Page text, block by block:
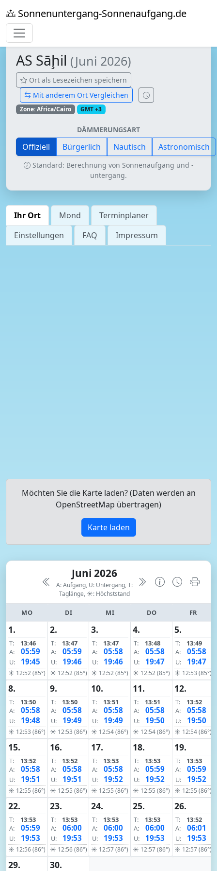
Sonnenuntergang-Sonnenaufgang.de
AS Sāḩil (Juni 2026)
Ort als Lesezeichen speichern
Mit anderem Ort Vergleichen
Zone: Africa/Cairo GMT +3
DÄMMERUNGSART
Offiziell Bürgerlich Nautisch Astronomisch
Standard: Berechnung von Sonnenaufgang und -
untergang.
Ihr Ort Mond
Terminplaner
Einstellungen
FAQ Impressum
Möchten Sie die Karte laden? (Daten werden an
OpenStreetMap übertragen)
Karte laden
Juni 2026
A: Aufgang, U: Untergang, T:
Taglänge, ☀: Höchststand
MO DI MI DO FR
1.
T:
13:46
A:
05:59
U: 19:45
☀ 12:52 (85°)
2.
T:
13:47
A:
05:59
U: 19:46
☀ 12:52 (85°)
3.
T:
13:47
A:
05:58
U: 19:46
☀ 12:52 (85°)
4.
T:
13:48
A:
05:58
U: 19:47
☀ 12:52 (85°)
5.
T:
13:49
A:
05:58
U: 19:47
☀ 12:53 (85°)
8.
T:
13:50
A:
05:58
U: 19:48
☀ 12:53 (86°)
9.
T:
13:50
A:
05:58
U: 19:49
☀ 12:53 (86°)
10.
T:
13:51
A:
05:58
U: 19:49
☀ 12:54 (86°)
11.
T:
13:51
A:
05:58
U: 19:50
☀ 12:54 (86°)
12.
T:
13:52
A:
05:58
U: 19:50
☀ 12:54 (86°)
15.
T:
13:52
A:
05:58
U: 19:51
☀ 12:55 (86°)
16.
T:
13:52
A:
05:58
U: 19:51
☀ 12:55 (86°)
17.
T:
13:53
A:
05:58
U: 19:52
☀ 12:55 (86°)
18.
T:
13:53
A:
05:59
U: 19:52
☀ 12:55 (86°)
19.
T:
13:53
A:
05:59
U: 19:52
☀ 12:55 (86°)
22.
T:
13:53
A:
05:59
U: 19:53
☀ 12:56 (86°)
23.
T:
13:53
A:
06:00
U: 19:53
☀ 12:56 (86°)
24.
T:
13:53
A:
06:00
U: 19:53
☀ 12:57 (86°)
25.
T:
13:53
A:
06:00
U: 19:53
☀ 12:57 (86°)
26.
T:
13:52
A:
06:01
U: 19:53
☀ 12:57 (86°)
29. 30.